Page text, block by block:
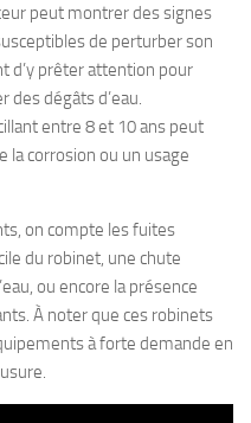
peut montrer des signes
de perturber son
d’y prêter attention pour
dégâts d’eau.
entre 8 et 10 ans peut
la corrosion ou un usage
on compte les fuites
du robinet, une chute
ou encore la présence
À noter que ces robinets
à forte demande en